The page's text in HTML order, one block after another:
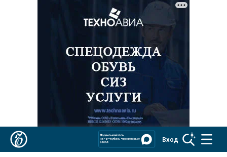
Реклама в «Ъ» www.kommersant.ru/ad
Вход